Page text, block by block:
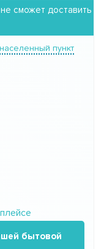
сможет доставить
пункт
бытовой